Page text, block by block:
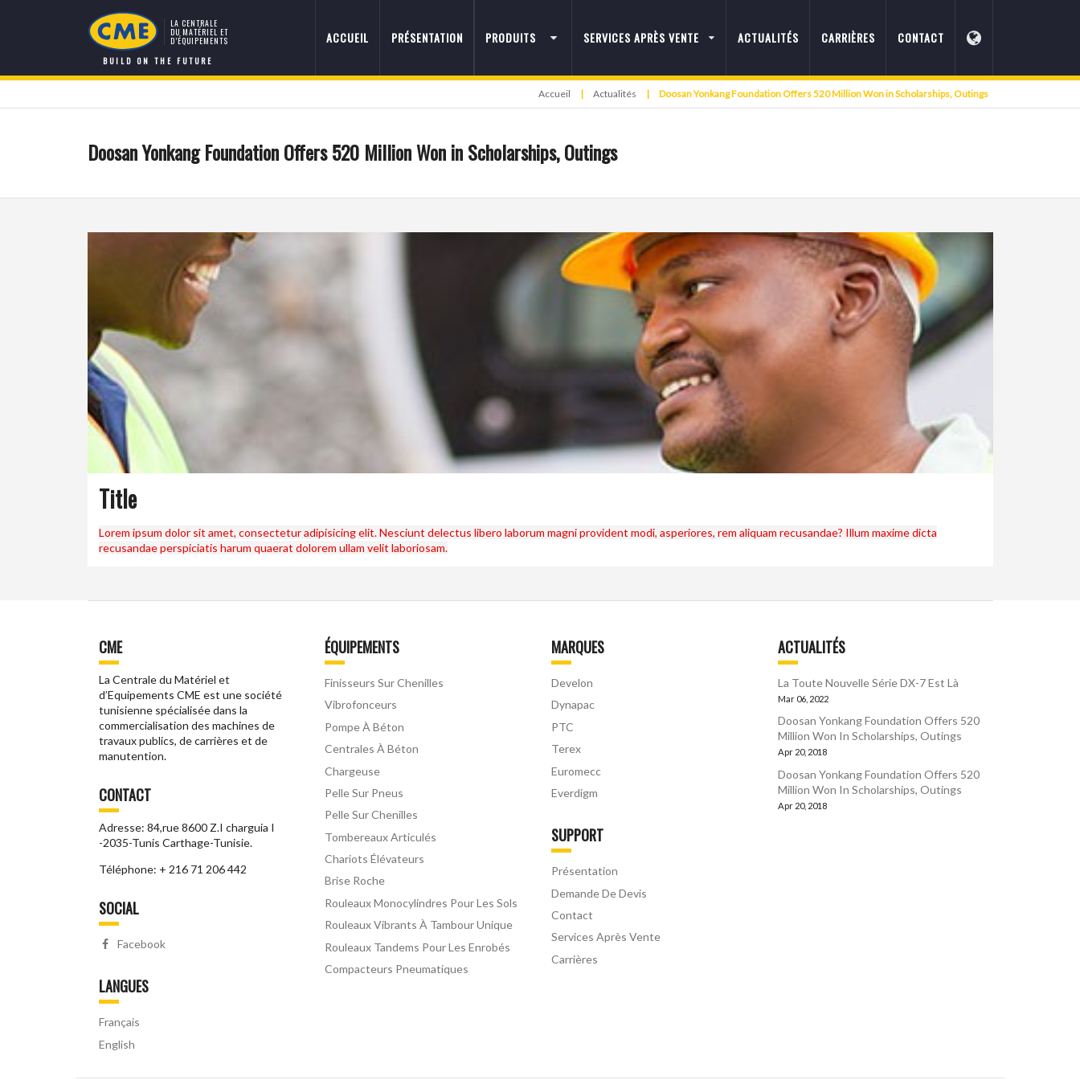
LA CENTRALE
DU MATÉRIEL ET
D’ÉQUIPEMENTS
BUILD ON THE FUTURE
ACCUEIL PRÉSENTATION PRODUITS SERVICES APRÈS VENTE ACTUALITÉS CARRIÈRES CONTACT
Accueil | Actualités | Doosan Yonkang Foundation Offers 520 Million Won in Scholarships, Outings
Doosan Yonkang Foundation Offers 520 Million Won in Scholarships, Outings
Title
Lorem ipsum dolor sit amet, consectetur adipisicing elit. Nesciunt delectus libero laborum magni provident modi, asperiores, rem aliquam recusandae? Illum maxime dicta
recusandae perspiciatis harum quaerat dolorem ullam velit laboriosam.
CME
La Centrale du Matériel et
d’Equipements CME est une société
tunisienne spécialisée dans la
commercialisation des machines de
travaux publics, de carrières et de
manutention.
CONTACT
Adresse: 84,rue 8600 Z.I charguia I
-2035-Tunis Carthage-Tunisie.
Téléphone: + 216 71 206 442
SOCIAL
Facebook
LANGUES
Français
English
ÉQUIPEMENTS
Finisseurs Sur Chenilles
Vibrofonceurs
Pompe À Béton
Centrales À Béton
Chargeuse
Pelle Sur Pneus
Pelle Sur Chenilles
Tombereaux Articulés
Chariots Élévateurs
Brise Roche
Rouleaux Monocylindres Pour Les Sols
Rouleaux Vibrants À Tambour Unique
Rouleaux Tandems Pour Les Enrobés
Compacteurs Pneumatiques
MARQUES
Develon
Dynapac
PTC
Terex
Euromecc
Everdigm
SUPPORT
Présentation
Demande De Devis
Contact
Services Après Vente
Carrières
ACTUALITÉS
La Toute Nouvelle Série DX-7 Est Là
Mar 06, 2022
Doosan Yonkang Foundation Offers 520
Million Won In Scholarships, Outings
Apr 20, 2018
Doosan Yonkang Foundation Offers 520
Million Won In Scholarships, Outings
Apr 20, 2018